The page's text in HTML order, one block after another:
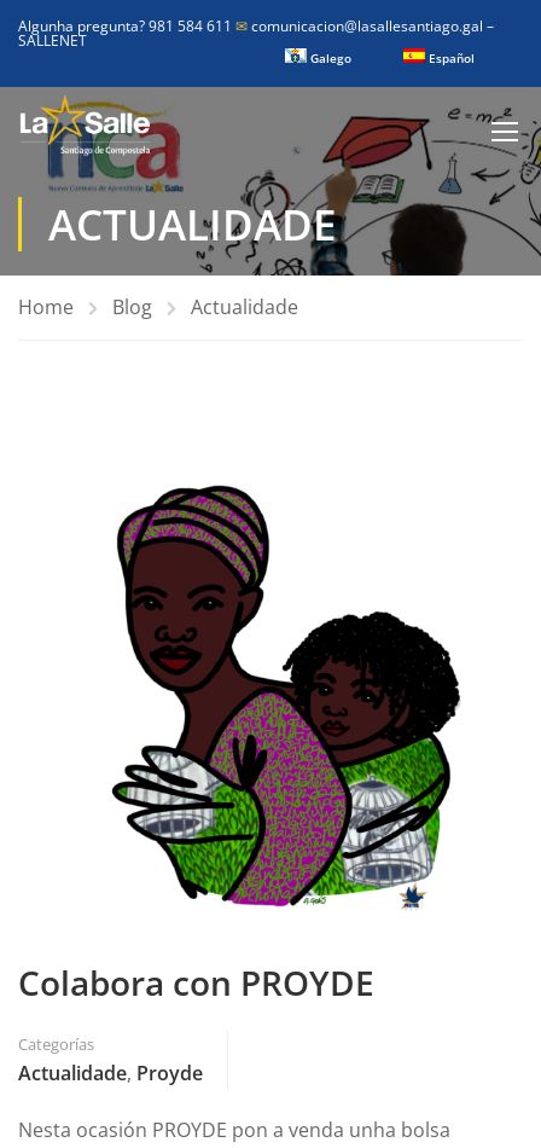
Algunha pregunta? 981 584 611 ✉comunicacion@lasallesantiago.gal –
SALLENET
Galego Español
ACTUALIDADE
Home Blog Actualidade
Colabora con PROYDE
Categorías
Actualidade, Proyde
Nesta ocasión PROYDE pon a venda unha bolsa